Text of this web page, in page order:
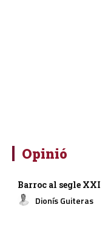
Opinió
Barroc al segle XXI
Dionís Guiteras